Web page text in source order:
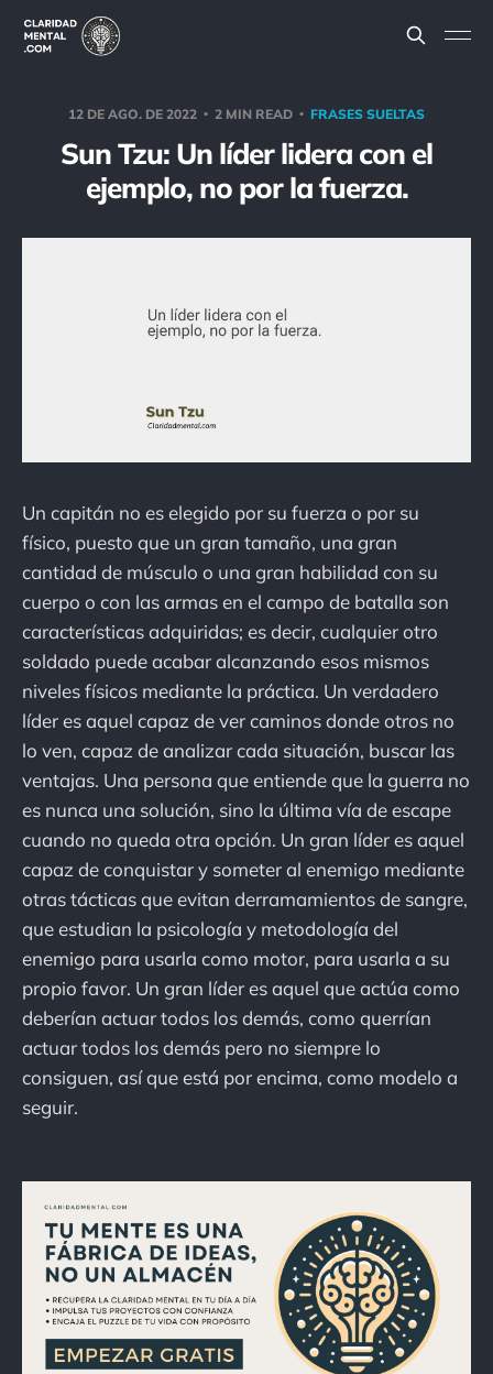
12 DE AGO. DE 2022 2 MIN READ FRASES SUELTAS
Sun Tzu: Un líder lidera con el
ejemplo, no por la fuerza.
Un capitán no es elegido por su fuerza o por su
físico, puesto que un gran tamaño, una gran
cantidad de músculo o una gran habilidad con su
cuerpo o con las armas en el campo de batalla son
características adquiridas; es decir, cualquier otro
soldado puede acabar alcanzando esos mismos
niveles físicos mediante la práctica. Un verdadero
líder es aquel capaz de ver caminos donde otros no
lo ven, capaz de analizar cada situación, buscar las
ventajas. Una persona que entiende que la guerra no
es nunca una solución, sino la última vía de escape
cuando no queda otra opción. Un gran líder es aquel
capaz de conquistar y someter al enemigo mediante
otras tácticas que evitan derramamientos de sangre,
que estudian la psicología y metodología del
enemigo para usarla como motor, para usarla a su
propio favor. Un gran líder es aquel que actúa como
deberían actuar todos los demás, como querrían
actuar todos los demás pero no siempre lo
consiguen, así que está por encima, como modelo a
seguir.